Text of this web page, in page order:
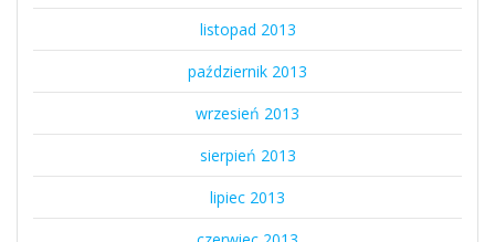
listopad 2013
październik 2013
wrzesień 2013
sierpień 2013
lipiec 2013